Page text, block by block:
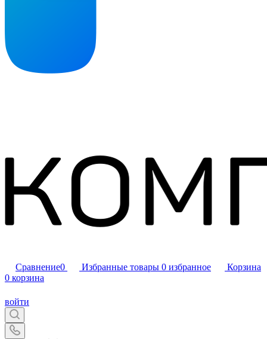
Сравнение0 Избранные товары 0 избранное
Корзина
0 корзина
войти